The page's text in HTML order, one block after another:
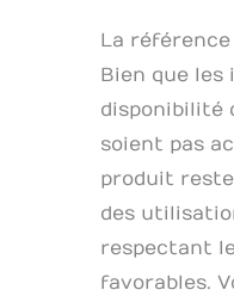
La
Bien que
disponibilité
soient pas
produit
des
respectant
favorables.